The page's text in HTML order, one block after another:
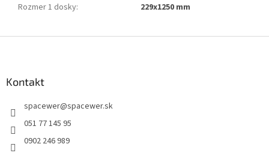
Rozmer 1 dosky: 229x1250 mm
Kontakt
spacewer@spacewer.sk
051 77 145 95
0902 246 989